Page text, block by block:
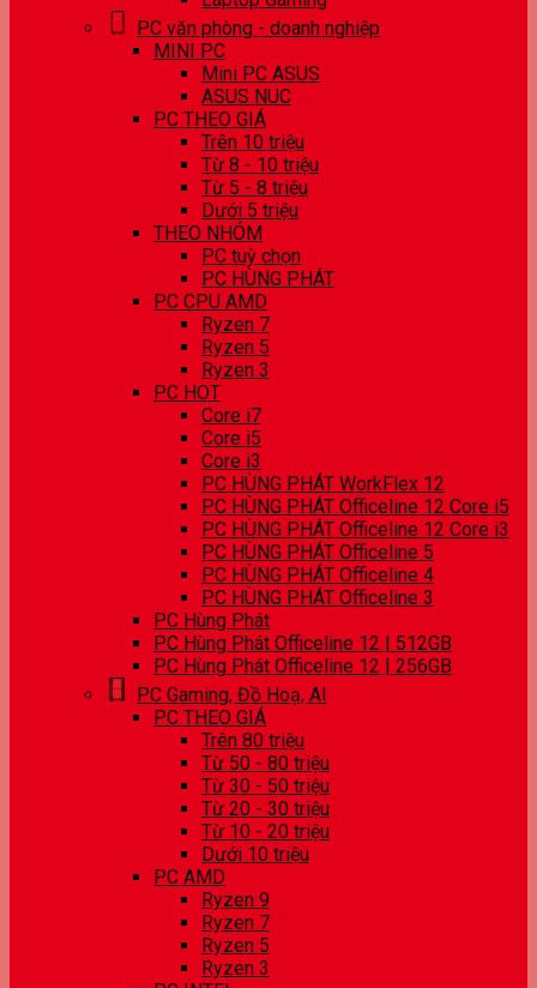
PC văn phòng - doanh nghiệp
MINI PC
Mini PC ASUS
ASUS NUC
PC THEO GIÁ
Trên 10 triệu
Từ 8 - 10 triệu
Từ 5 - 8 triệu
Dưới 5 triệu
THEO NHÓM
PC tuỳ chọn
PC HÙNG PHÁT
PC CPU AMD
Ryzen 7
Ryzen 5
Ryzen 3
PC HOT
Core i7
Core i5
Core i3
PC HÙNG PHÁT WorkFlex 12
PC HÙNG PHÁT Officeline 12 Core i5
PC HÙNG PHÁT Officeline 12 Core i3
PC HÙNG PHÁT Officeline 5
PC HÙNG PHÁT Officeline 4
PC HÙNG PHÁT Officeline 3
PC Hùng Phát
PC Hùng Phát Officeline 12 | 512GB
PC Hùng Phát Officeline 12 | 256GB
PC Gaming, Đồ Hoạ, AI
PC THEO GIÁ
Trên 80 triệu
Từ 50 - 80 triệu
Từ 30 - 50 triệu
Từ 20 - 30 triệu
Từ 10 - 20 triệu
Dưới 10 triệu
PC AMD
Ryzen 9
Ryzen 7
Ryzen 5
Ryzen 3